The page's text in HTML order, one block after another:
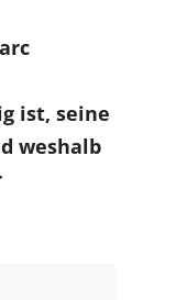
ist, seine
weshalb